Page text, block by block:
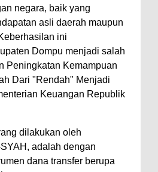
negara, baik yang
asli daerah maupun
ini
Dompu menjadi salah
Peningkatan Kemampuan
Dari "Rendah" Menjadi
Keuangan Republik
dilakukan oleh
adalah dengan
dana transfer berupa